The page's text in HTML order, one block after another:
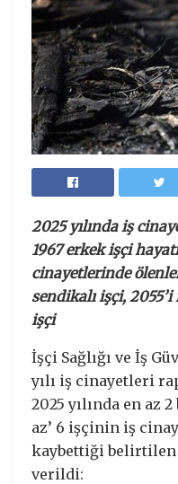
2025 yılında iş
1967 erkek işçi
cinayetlerinde
sendikalı işçi, 2055’i
işçi
İşçi Sağlığı ve İş
yılı iş cinayetleri
2025 yılında en az
az’ 6 işçinin iş
kaybettiği belirtilen
verildi: